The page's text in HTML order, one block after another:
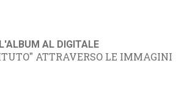
AL DIGITALE
ATTRAVERSO LE IMMAGINI